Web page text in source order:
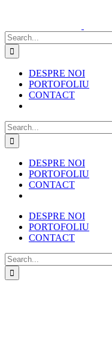
content
Search
for:
DESPRE NOI
PORTOFOLIU
CONTACT
Search
for:
DESPRE NOI
PORTOFOLIU
CONTACT
DESPRE NOI
PORTOFOLIU
CONTACT
Search
for: